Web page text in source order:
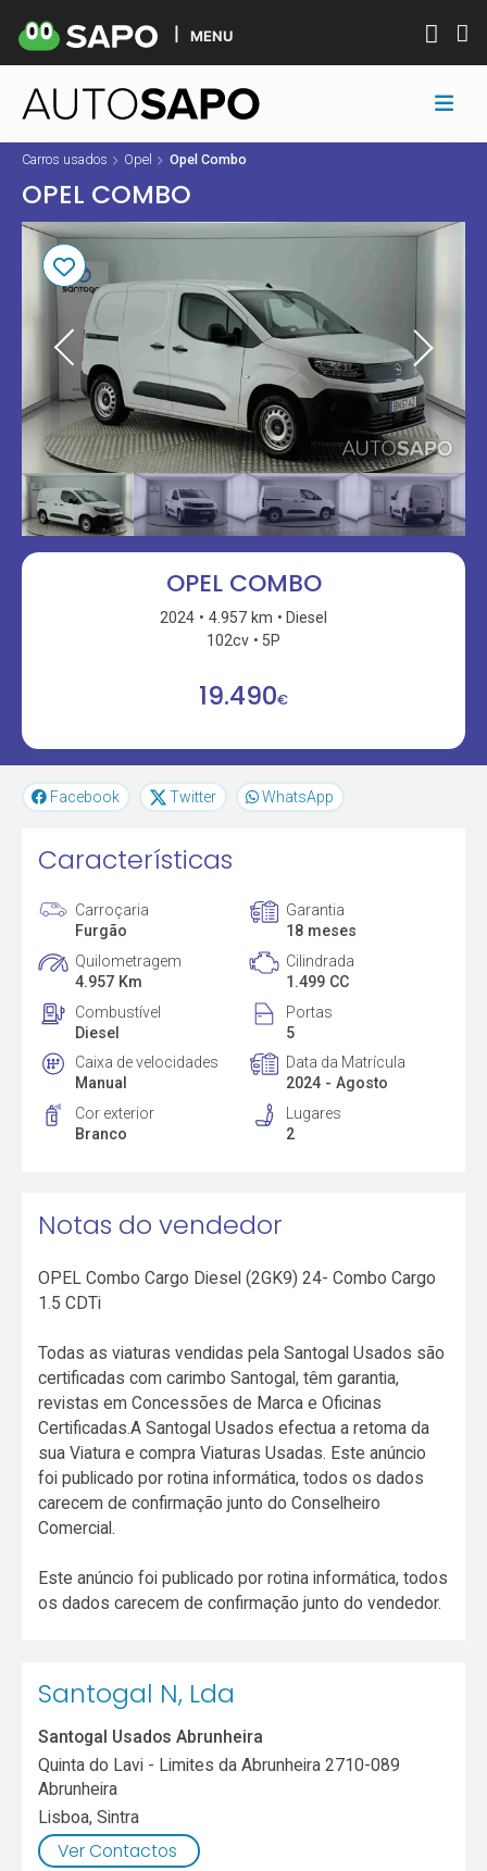
MENU
Carros usados Opel Opel Combo
OPEL COMBO
OPEL COMBO
2024 4.957 km
Diesel
102cv
5P
19.490€
Facebook Twitter WhatsApp
Características
Carroçaria
Furgão
Garantia
18 meses
Quilometragem
4.957 Km
Cilindrada
1.499 CC
Combustível
Diesel
Portas
5
Caixa de velocidades
Manual
Data da Matrícula
2024 - Agosto
Cor exterior
Branco
Lugares
2
Notas do vendedor
OPEL Combo Cargo Diesel (2GK9) 24- Combo Cargo
1.5 CDTi
Todas as viaturas vendidas pela Santogal Usados são
certificadas com carimbo Santogal, têm garantia,
revistas em Concessões de Marca e Oficinas
Certificadas.A Santogal Usados efectua a retoma da
sua Viatura e compra Viaturas Usadas. Este anúncio
foi publicado por rotina informática, todos os dados
carecem de confirmação junto do Conselheiro
Comercial.
Este anúncio foi publicado por rotina informática, todos
os dados carecem de confirmação junto do vendedor.
Santogal N, Lda
Santogal Usados Abrunheira
Quinta do Lavi - Limites da Abrunheira 2710-089
Abrunheira
Lisboa,Sintra
Ver Contactos